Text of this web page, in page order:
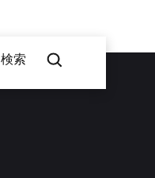
検索